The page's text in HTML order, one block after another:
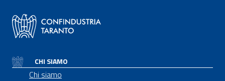
CHI SIAMO
Chi siamo